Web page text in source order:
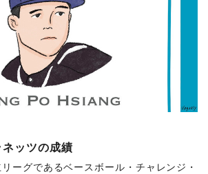
ッツの成績
ーグであるベースボール・チャレンジ・